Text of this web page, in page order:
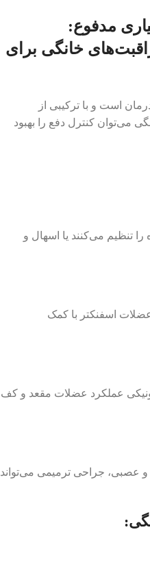
مدفوع:
خانگی برای
است و با ترکیبی از
می‌توان کنترل دفع را بهبود
را تنظیم می‌کنند یا اسهال و
اسفنکتر با کمک
عملکرد عضلات مقعد و کف
عصبی، جراحی ترمیمی می‌تواند